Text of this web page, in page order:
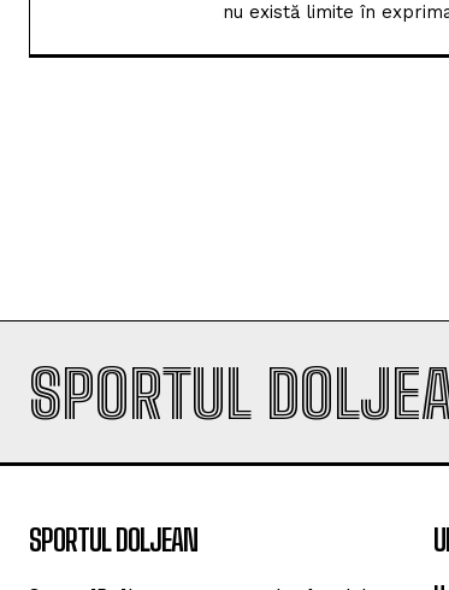
nu există limite în
SPORTUL
SPORTUL DOLJEAN